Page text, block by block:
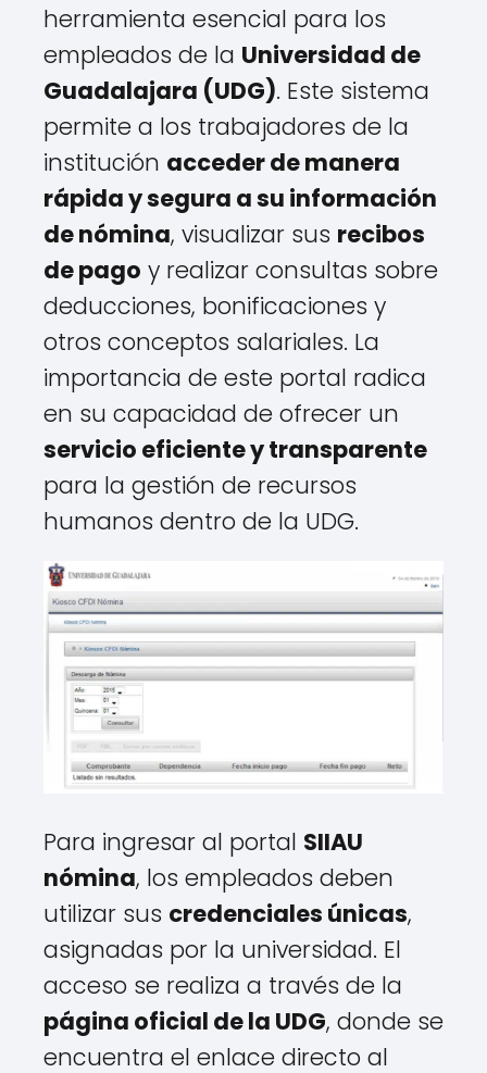
herramienta esencial para los
empleados de la Universidad de
Guadalajara (UDG). Este sistema
permite a los trabajadores de la
institución acceder de manera
rápida y segura a su información
de nómina, visualizar sus recibos
de pago y realizar consultas sobre
deducciones, bonificaciones y
otros conceptos salariales. La
importancia de este portal radica
en su capacidad de ofrecer un
servicio eficiente y transparente
para la gestión de recursos
humanos dentro de la UDG.
Para ingresar al portal SIIAU
nómina, los empleados deben
utilizar sus credenciales únicas,
asignadas por la universidad. El
acceso se realiza a través de la
página oficial de la UDG, donde se
encuentra el enlace directo al